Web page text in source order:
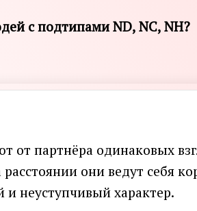
с подтипами ND, NC, NH?
от партнёра одинаковых
они ведут себя
неуступчивый характер.